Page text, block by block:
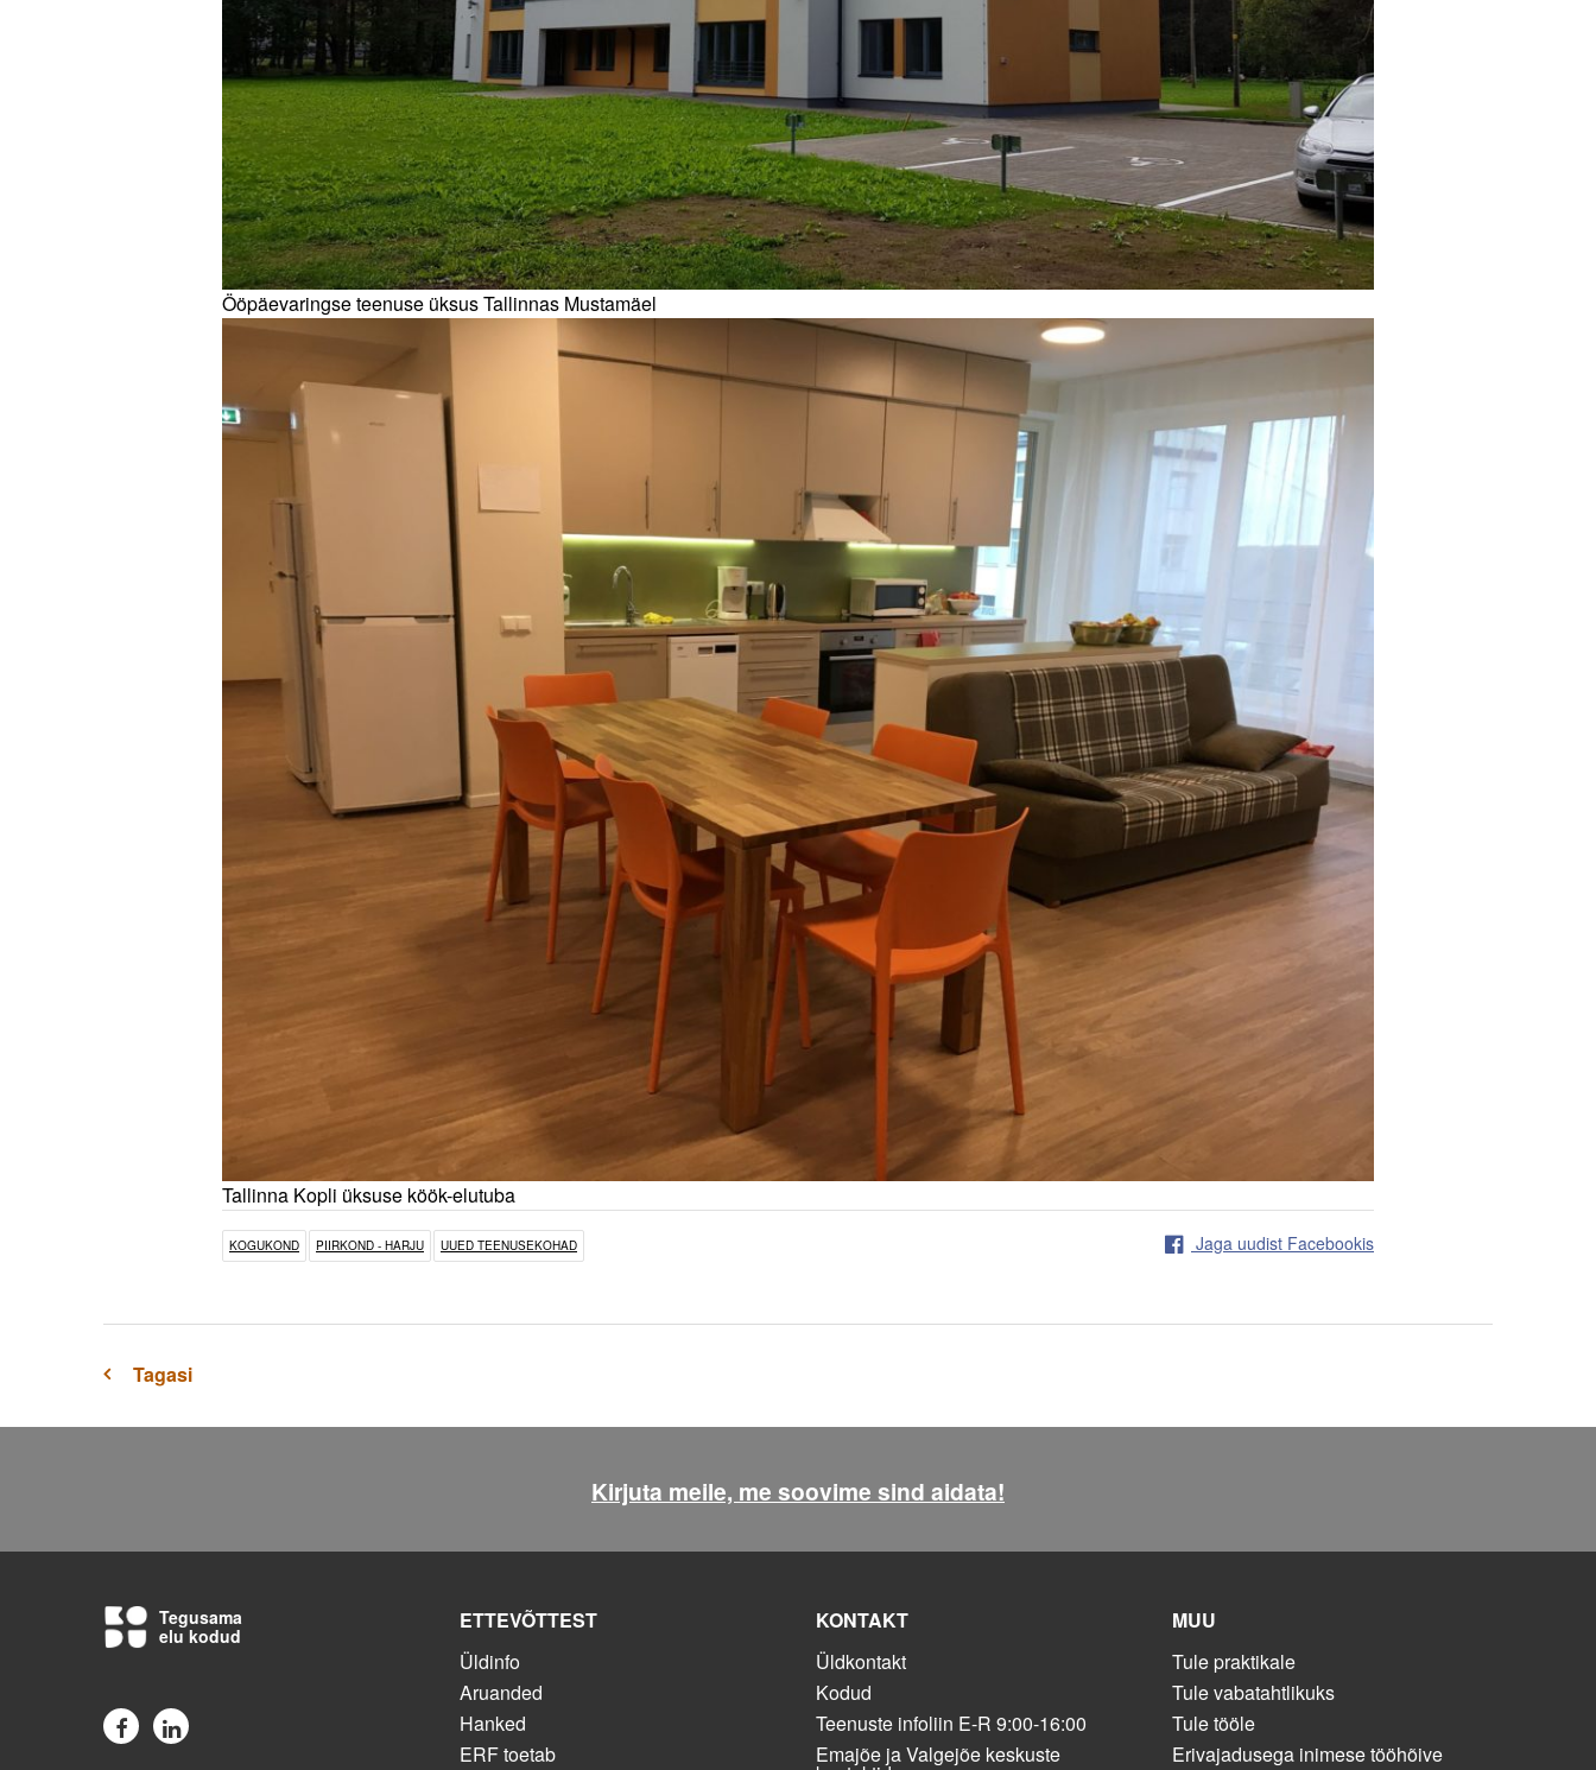
Ööpäevaringse teenuse üksus Tallinnas Mustamäel
Tallinna Kopli üksuse köök-elutuba
KOGUKOND PIIRKOND - HARJU UUED TEENUSEKOHAD Jaga uudist Facebookis
Tagasi
Kirjuta meile, me soovime sind aidata!
Tegusama
elu kodud
ETTEVÕTTEST
Üldinfo
Aruanded
Hanked
ERF toetab
KONTAKT
Üldkontakt
Kodud
Teenuste infoliin E-R 9:00-16:00
Emajõe ja Valgejõe keskuste
MUU
Tule praktikale
Tule vabatahtlikuks
Tule tööle
Erivajadusega inimese tööhõive